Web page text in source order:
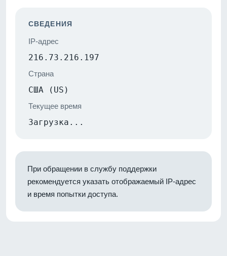
СВЕДЕНИЯ
IP-адрес
216.73.216.197
Страна
США (US)
Текущее время
Загрузка...
При обращении в службу поддержки
рекомендуется указать отображаемый IP-адрес
и время попытки доступа.